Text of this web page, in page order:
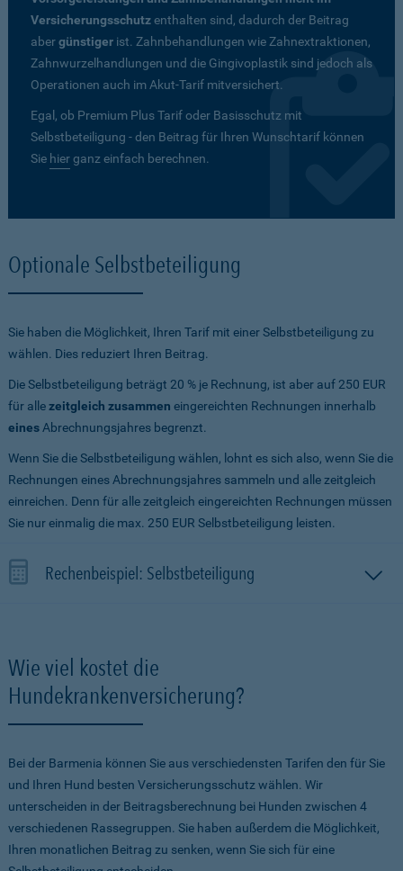
Versicherungsschutzenthalten sind, dadurch der Beitrag
abergünstiger ist. Zahnbehandlungen wie Zahnextraktionen,
Zahnwurzelhandlungen und die Gingivoplastik sind jedoch als
Operationen auch im Akut-Tarif mitversichert.
Egal, ob Premium Plus Tarif oder Basisschutz mit
Selbstbeteiligung - den Beitrag für Ihren Wunschtarif können
Sie hierganz einfach berechnen.
Optionale Selbstbeteiligung
Sie haben die Möglichkeit, Ihren Tarif mit einer Selbstbeteiligung zu
wählen. Dies reduziert Ihren Beitrag.
Die Selbstbeteiligung beträgt 20 % je Rechnung, ist aber auf 250 EUR
für allezeitgleich zusammen eingereichten Rechnungen innerhalb
eines Abrechnungsjahres begrenzt.
Wenn Sie die Selbstbeteiligung wählen, lohnt es sich also, wenn Sie die
Rechnungen eines Abrechnungsjahres sammeln und alle zeitgleich
einreichen. Denn für alle zeitgleich eingereichten Rechnungen müssen
Sie nur einmalig die max. 250 EUR Selbstbeteiligung leisten.
Rechenbeispiel: Selbstbeteiligung
Wie viel kostet die
Hundekrankenversicherung?
Bei der Barmenia können Sie aus verschiedensten Tarifen den für Sie
und Ihren Hund besten Versicherungsschutz wählen. Wir
unterscheiden in der Beitragsberechnung bei Hunden zwischen 4
verschiedenen Rassegruppen. Sie haben außerdem die Möglichkeit,
Ihren monatlichen Beitrag zu senken, wenn Sie sich für eine